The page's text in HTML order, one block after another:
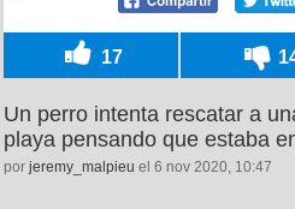
17
Un perro intenta rescatar a
playa pensando que estaba
por jeremy_malpieu el 6 nov 2020, 10:47